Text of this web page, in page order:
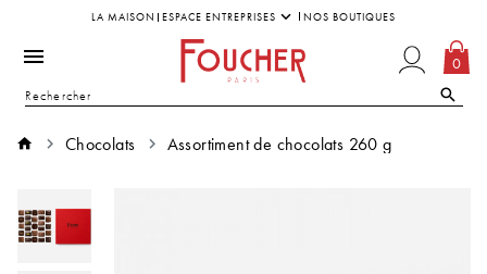
LA MAISON ESPACE ENTREPRISES NOS BOUTIQUES
0
Chocolats Assortiment de chocolats 260 g